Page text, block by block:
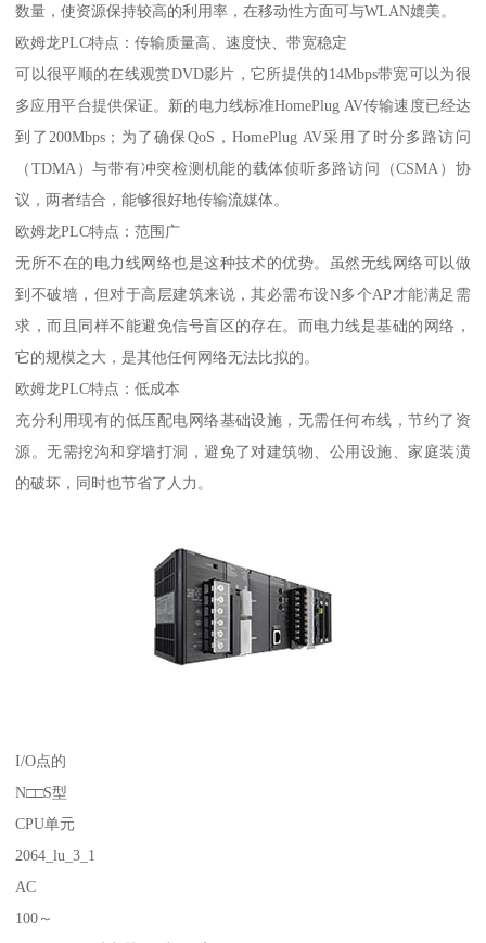
数量，使资源保持较高的利用率，在移动性方面可与WLAN媲美。
欧姆龙PLC特点：传输质量高、速度快、带宽稳定
可以很平顺的在线观赏DVD影片，它所提供的14Mbps带宽可以为很
多应用平台提供保证。新的电力线标准HomePlug AV传输速度已经达
到了200Mbps；为了确保QoS，HomePlug AV采用了时分多路访问
（TDMA）与带有冲突检测机能的载体侦听多路访问（CSMA）协
议，两者结合，能够很好地传输流媒体。
欧姆龙PLC特点：范围广
无所不在的电力线网络也是这种技术的优势。虽然无线网络可以做
到不破墙，但对于高层建筑来说，其必需布设N多个AP才能满足需
求，而且同样不能避免信号盲区的存在。而电力线是基础的网络，
它的规模之大，是其他任何网络无法比拟的。
欧姆龙PLC特点：低成本
充分利用现有的低压配电网络基础设施，无需任何布线，节约了资
源。无需挖沟和穿墙打洞，避免了对建筑物、公用设施、家庭装潢
的破坏，同时也节省了人力。
I/O点的
N□□S型
CPU单元
2064_lu_3_1
AC
100～